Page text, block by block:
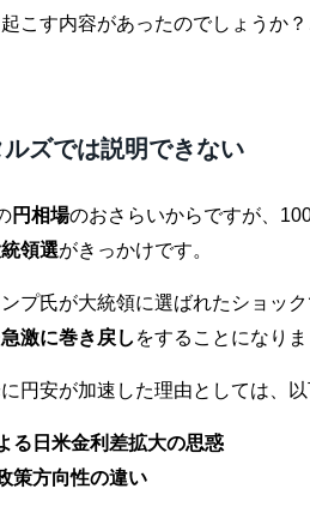
こす内容があったのでしょうか
ズでは説明できない
円相場のおさらいからですが、
領選がきっかけです。
プ氏が大統領に選ばれたショッ
急激に巻き戻し をすることになりま
円安が加速した理由としては、
る日米金利差拡大の思惑
策方向性の違い